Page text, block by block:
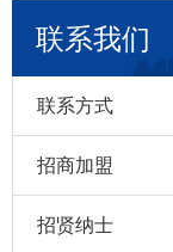
联系我们
联系方式
招商加盟
招贤纳士